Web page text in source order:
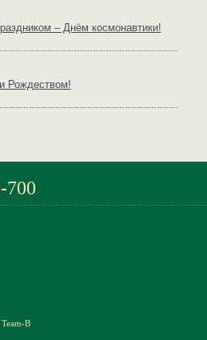
– Днём космонавтики!
Рождеством!
700
B